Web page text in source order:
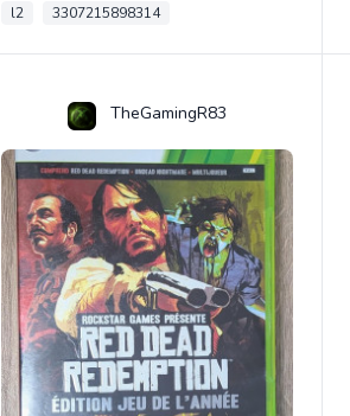
l2 3307215898314
TheGamingR83